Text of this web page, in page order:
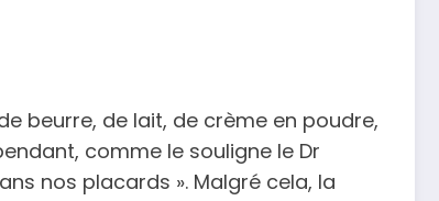
beurre, de lait, de crème en poudre,
comme le souligne le Dr
nos placards ». Malgré cela, la